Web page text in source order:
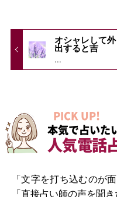
オシャレして外
出すると吉
...
PICK UP!
本気で占いた
人気電話
「文字を打ち込むのが
「直接占い師の声を聞き